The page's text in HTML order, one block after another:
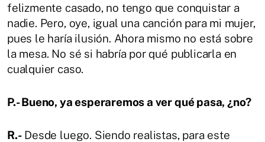
felizmente casado, no tengo que conquistar a
nadie. Pero, oye, igual una canción para mi mujer,
pues le haría ilusión. Ahora mismo no está sobre
la mesa. No sé si habría por qué publicarla en
cualquier caso.
P.- Bueno, ya esperaremos a ver qué pasa, ¿no?
R.-Desde luego. Siendo realistas, para este